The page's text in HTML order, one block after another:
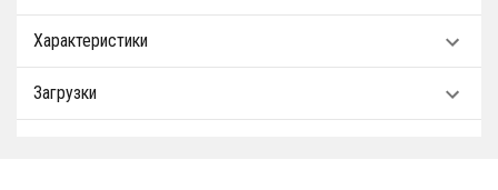
Характеристики
Загрузки